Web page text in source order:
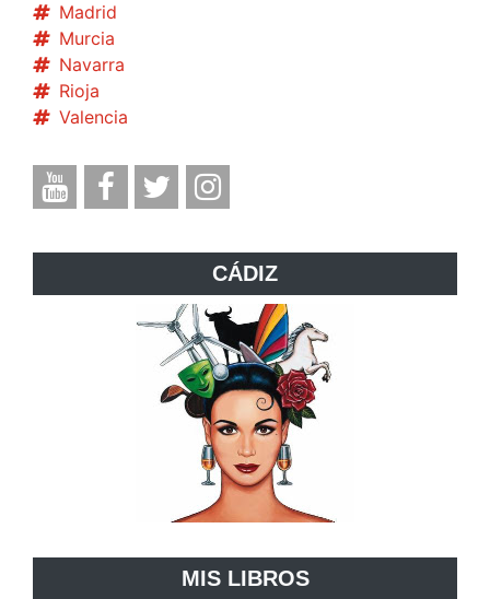
Madrid
Murcia
Navarra
Rioja
Valencia
CÁDIZ
MIS LIBROS